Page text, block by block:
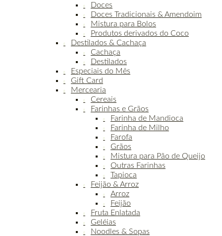
Doces
Doces Tradicionais & Amendoim
Mistura para Bolos
Produtos derivados do Coco
Destilados & Cachaça
Cachaça
Destilados
Especiais do Mês
Gift Card
Mercearia
Cereais
Farinhas e Grãos
Farinha de Mandioca
Farinha de Milho
Farofa
Grãos
Mistura para Pão de Queijo
Outras Farinhas
Tapioca
Feijão & Arroz
Arroz
Feijão
Fruta Enlatada
Geléias
Noodles & Sopas